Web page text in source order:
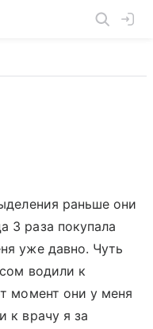
раньше они
3 раза покупала
уже давно. Чуть
водили к
момент они у меня
к врачу я за